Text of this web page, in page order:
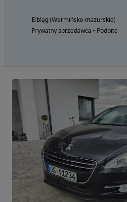
Elbląg (Warmińsko-mazurskie)
Prywatny sprzedawca • Podbite